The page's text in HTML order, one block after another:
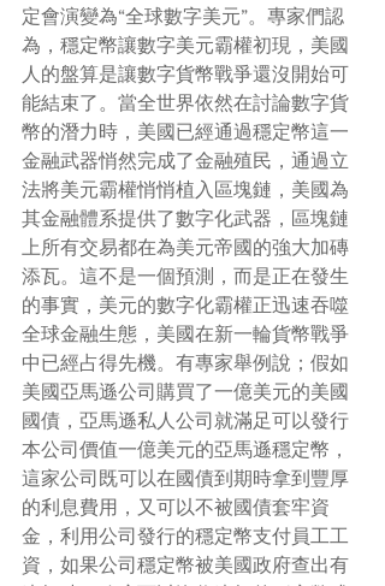
定會演變為“全球數字美元”。專家們認
為，穩定幣讓數字美元霸權初現，美國
人的盤算是讓數字貨幣戰爭還沒開始可
能結束了。當全世界依然在討論數字貨
幣的潛力時，美國已經通過穩定幣這一
金融武器悄然完成了金融殖民，通過立
法將美元霸權悄悄植入區塊鏈，美國為
其金融體系提供了數字化武器，區塊鏈
上所有交易都在為美元帝國的強大加磚
添瓦。這不是一個預測，而是正在發生
的事實，美元的數字化霸權正迅速吞噬
全球金融生態，美國在新一輪貨幣戰爭
中已經占得先機。有專家舉例說；假如
美國亞馬遜公司購買了一億美元的美國
國債，亞馬遜私人公司就滿足可以發行
本公司價值一億美元的亞馬遜穩定幣，
這家公司既可以在國債到期時拿到豐厚
的利息費用，又可以不被國債套牢資
金，利用公司發行的穩定幣支付員工工
資，如果公司穩定幣被美國政府查出有